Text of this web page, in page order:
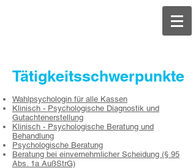
Tätigkeitsschwerpunkte
Wahlpsychologin für alle Kassen
Klinisch - Psychologische Diagnostik und
Gutachtenerstellung
Klinisch - Psychologische Beratung und
Behandlung
Psychologische Beratung
Beratung bei einvernehmlicher Scheidung (§ 95
Abs. 1a AußStrG)